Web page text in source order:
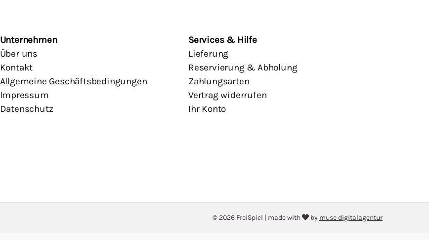
Unternehmen
Über uns
Kontakt
Allgemeine Geschäftsbedingungen
Impressum
Datenschutz
Services & Hilfe
Lieferung
Reservierung & Abholung
Zahlungsarten
Vertrag widerrufen
Ihr Konto
© 2026 FreiSpiel | made with by muse digitalagentur